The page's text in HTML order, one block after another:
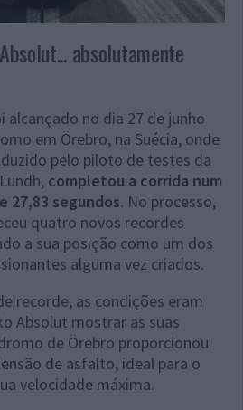
absolutamente
no dia 27 de junho
em Örebro, na Suécia, onde
pelo piloto de testes da
completou a corrida num
27,83 segundos. No processo,
quatro novos recordes
a sua posição como um dos
alguma vez criados.
recorde, as condições eram
Absolut mostrar as suas
de Örebro proporcionou
de asfalto, ideal para o
velocidade máxima.